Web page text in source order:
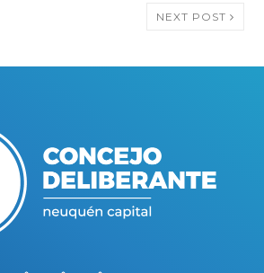
NEXT POST